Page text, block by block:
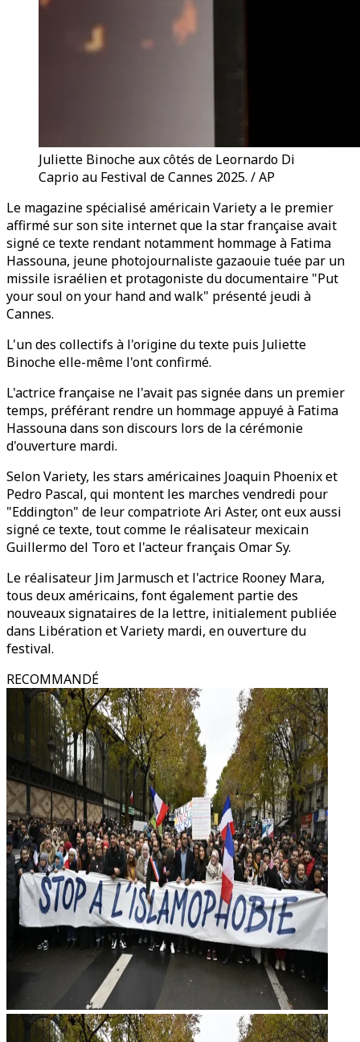
Juliette Binoche aux côtés de Leornardo Di
Caprio au Festival de Cannes 2025. / AP
Le magazine spécialisé américain Variety a le premier
affirmé sur son site internet que la star française avait
signé ce texte rendant notamment hommage à Fatima
Hassouna, jeune photojournaliste gazaouie tuée par un
missile israélien et protagoniste du documentaire "Put
your soul on your hand and walk" présenté jeudi à
Cannes.
L'un des collectifs à l'origine du texte puis Juliette
Binoche elle-même l'ont confirmé.
L'actrice française ne l'avait pas signée dans un premier
temps, préférant rendre un hommage appuyé à Fatima
Hassouna dans son discours lors de la cérémonie
d'ouverture mardi.
Selon Variety, les stars américaines Joaquin Phoenix et
Pedro Pascal, qui montent les marches vendredi pour
"Eddington" de leur compatriote Ari Aster, ont eux aussi
signé ce texte, tout comme le réalisateur mexicain
Guillermo del Toro et l'acteur français Omar Sy.
Le réalisateur Jim Jarmusch et l'actrice Rooney Mara,
tous deux américains, font également partie des
nouveaux signataires de la lettre, initialement publiée
dans Libération et Variety mardi, en ouverture du
festival.
RECOMMANDÉ